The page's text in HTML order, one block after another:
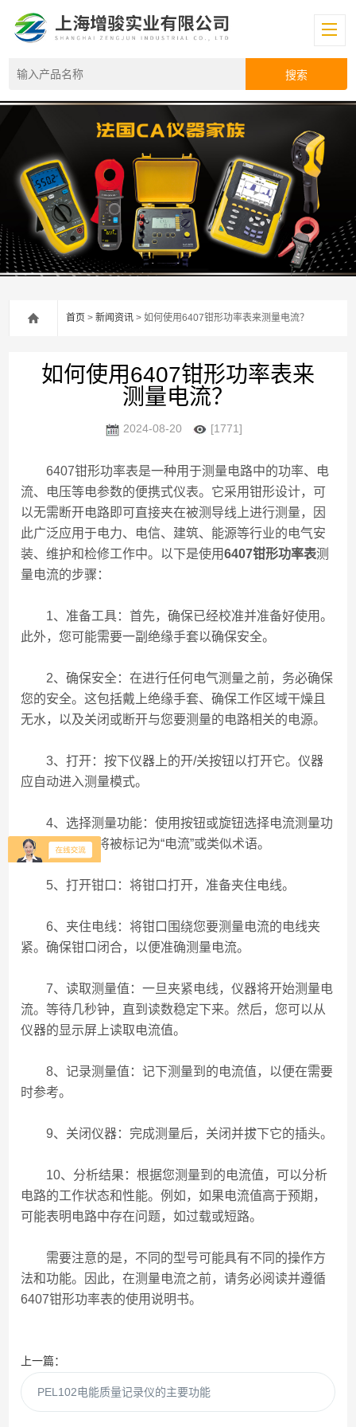
首页 >新闻资讯 > 如何使用6407钳形功率表来测量电流？
如何使用6407钳形功率表来
测量电流？
2024-08-20 [1771]
6407钳形功率表是一种用于测量电路中的功率、电
流、电压等电参数的便携式仪表。它采用钳形设计，可
以无需断开电路即可直接夹在被测导线上进行测量，因
此广泛应用于电力、电信、建筑、能源等行业的电气安
装、维护和检修工作中。以下是使用6407钳形功率表测
量电流的步骤：
1、准备工具：首先，确保已经校准并准备好使用。
此外，您可能需要一副绝缘手套以确保安全。
2、确保安全：在进行任何电气测量之前，务必确保
您的安全。这包括戴上绝缘手套、确保工作区域干燥且
无水，以及关闭或断开与您要测量的电路相关的电源。
3、打开：按下仪器上的开/关按钮以打开它。仪器
应自动进入测量模式。
4、选择测量功能：使用按钮或旋钮选择电流测量功
能。通常，这将被标记为“电流”或类似术语。
5、打开钳口：将钳口打开，准备夹住电线。
6、夹住电线：将钳口围绕您要测量电流的电线夹
紧。确保钳口闭合，以便准确测量电流。
7、读取测量值：一旦夹紧电线，仪器将开始测量电
流。等待几秒钟，直到读数稳定下来。然后，您可以从
仪器的显示屏上读取电流值。
8、记录测量值：记下测量到的电流值，以便在需要
时参考。
9、关闭仪器：完成测量后，关闭并拔下它的插头。
10、分析结果：根据您测量到的电流值，可以分析
电路的工作状态和性能。例如，如果电流值高于预期，
可能表明电路中存在问题，如过载或短路。
需要注意的是，不同的型号可能具有不同的操作方
法和功能。因此，在测量电流之前，请务必阅读并遵循
6407钳形功率表的使用说明书。
上一篇：
PEL102电能质量记录仪的主要功能